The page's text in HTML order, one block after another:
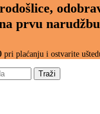
prvu
pri plaćanju i ostvarite
Traži